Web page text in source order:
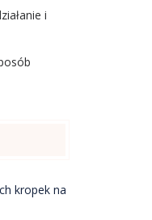
i
kropek na